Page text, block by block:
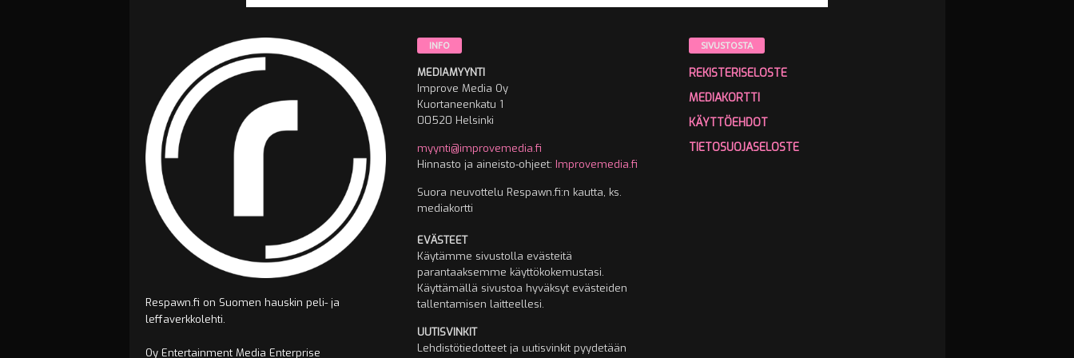
Respawn.fi on Suomen hauskin peli- ja
leffaverkkolehti.
Oy Entertainment Media Enterprise
INFO
MEDIAMYYNTI
Improve Media Oy
Kuortaneenkatu 1
00520 Helsinki
myynti@improvemedia.fi
Hinnasto ja aineisto-ohjeet: Improvemedia.fi
Suora neuvottelu Respawn.fi:n kautta, ks.
mediakortti
EVÄSTEET
Käytämme sivustolla evästeitä
parantaaksemme käyttökokemustasi.
Käyttämällä sivustoa hyväksyt evästeiden
tallentamisen laitteellesi.
UUTISVINKIT
Lehdistötiedotteet ja uutisvinkit pyydetään
SIVUSTOSTA
REKISTERISELOSTE
MEDIAKORTTI
KÄYTTÖEHDOT
TIETOSUOJASELOSTE